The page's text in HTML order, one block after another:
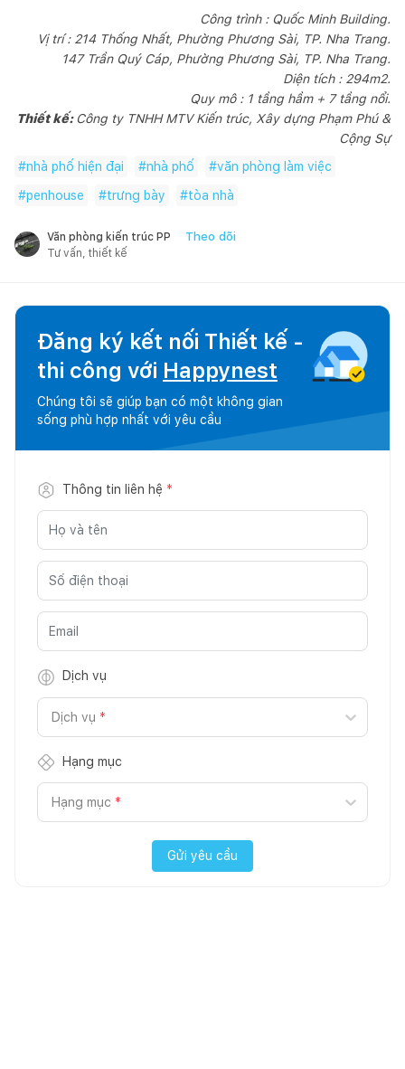
Công trình : Quốc Minh Building.
Vị trí : 214 Thống Nhất, Phường Phương Sài, TP. Nha Trang.
147 Trần Quý Cáp, Phường Phương Sài, TP. Nha Trang.
Diện tích : 294m2.
Quy mô : 1 tầng hầm + 7 tầng nổi.
Thiết kế: Công ty TNHH MTV Kiến trúc, Xây dựng Phạm Phú &
Cộng Sự
#nhà phố hiện đại #nhà phố #văn phòng làm việc
#penhouse #trưng bày #tòa nhà
Văn phòng kiến trúc PP Theo dõi
Tư vấn, thiết kế
Đăng ký kết nối Thiết kế -
thi công với Happynest
Chúng tôi sẽ giúp bạn có một không gian
sống phù hợp nhất với yêu cầu
Thông tin liên hệ *
Dịch vụ
Dịch vụ *
Hạng mục
Hạng mục *
Gửi yêu cầu